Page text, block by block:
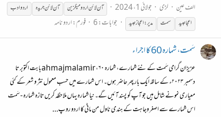
الف عین
لڑی جولائی 1، 2024 آن لائن اردو میگزین آن لائن جریدہ
اردو ادب
اعجاعبید سمت مدیر:اعجازعبید جوابات: 6 فورم:اردو نامہ
سَمت، شمارہ 60 کا اجراء
عزیزان گرامی سَمت کے نئے شمارے، شمارہ ۶۰، ahmajmalamirبابت اکتوبر تا
دسمبر ۲۰۲۳ء کے ساتھ ایک بار پھر حاضر ہوں۔ اس شمارے میں حسب معمول نثر و شعر کے کئی
معیاری نمونے شامل ہیں جو آپ کو پسند آئیں گے۔ نیا شمارہ یہاں ملاحظہ کریں تازہ شمارہ - سَمت
اس شمارے سے اصغر وجاہت کے ہندی ناول من ماٹی کا اردو روپ...